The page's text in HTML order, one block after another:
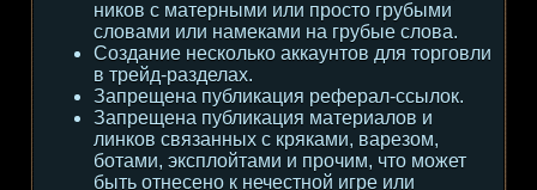
ников с матерными или просто грубыми
словами или намеками на грубые слова.
Создание несколько аккаунтов для торговли
в трейд-разделах.
Запрещена публикация реферал-ссылок.
Запрещена публикация материалов и
линков связанных с кряками, варезом,
ботами, эксплойтами и прочим, что может
быть отнесено к нечестной игре или